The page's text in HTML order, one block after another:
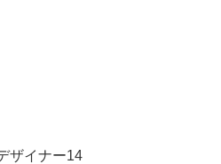
ザイナー14